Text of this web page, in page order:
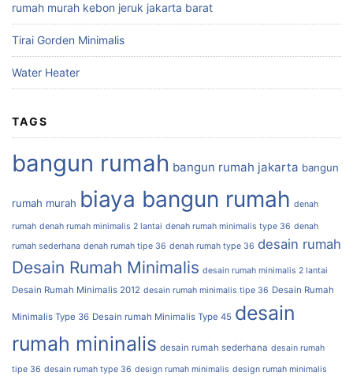
rumah murah kebon jeruk jakarta barat
Tirai Gorden Minimalis
Water Heater
TAGS
bangun rumah bangun rumah jakarta bangun
rumah murah biaya bangun rumah denah
rumah denah rumah minimalis 2 lantai denah rumah minimalis type 36 denah
rumah sederhana denah rumah tipe 36 denah rumah type 36 desain rumah
Desain Rumah Minimalis desain rumah minimalis 2 lantai
Desain Rumah Minimalis 2012 desain rumah minimalis tipe 36 Desain Rumah
Minimalis Type 36 Desain rumah Minimalis Type 45 desain
rumah mininalis desain rumah sederhana desain rumah
tipe 36 desain rumah type 36 design rumah minimalis design rumah minimalis